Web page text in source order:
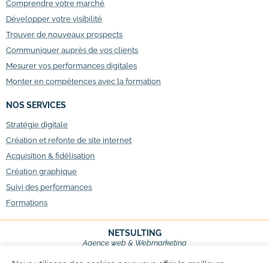
Comprendre votre marché
Développer votre visibilité
Trouver de nouveaux prospects
Communiquer auprès de vos clients
Mesurer vos performances digitales
Monter en compétences avec la formation
NOS SERVICES
Stratégie digitale
Création et refonte de site internet
Acquisition & fidélisation
Création graphique
Suivi des performances
Formations
NETSULTING
Agence web & Webmarketing